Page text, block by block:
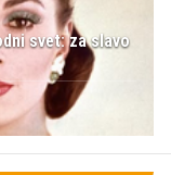
svet: za slavo